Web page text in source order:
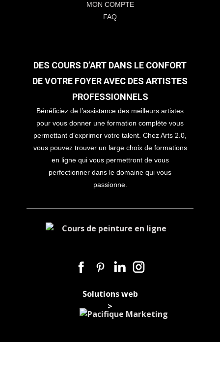
MON COMPTE
FAQ
DES COURS D’ART DANS LE CONFORT
DE VOTRE FOYER AVEC DES ARTISTES
PROFESSIONNELS
Bénéficiez de l’assistance des meilleurs artistes
pour vous donner une formation complète vous
permettant d’exprimer votre talent. Chez Arts 2.0,
vous pouvez trouver un large choix de formations
en ligne qui vous permettront de vous
perfectionner dans le domaine qui vous
passionne.
Solutions web
>